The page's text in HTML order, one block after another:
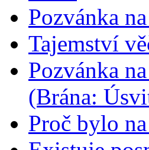
Pozvánka
Tajemství
Pozvánka
(Brána:
Proč bylo